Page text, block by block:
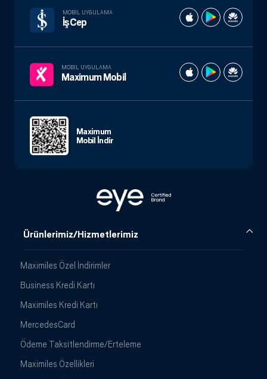
Ürünlerimiz/Hizmetlerimiz
Maximiles Özel İndirimler
Business Kredi Kartı
Maximiles Kredi Kartı
MercedesCard
Ödeme Taksitlendirme/Erteleme
Maximiles Özellikleri
MOBIL UYGULAMA
İşCep
MOBIL UYGULAMA
Maximum Mobil
Maximum
Mobil İndir